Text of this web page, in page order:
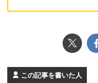
この記事を書いた人